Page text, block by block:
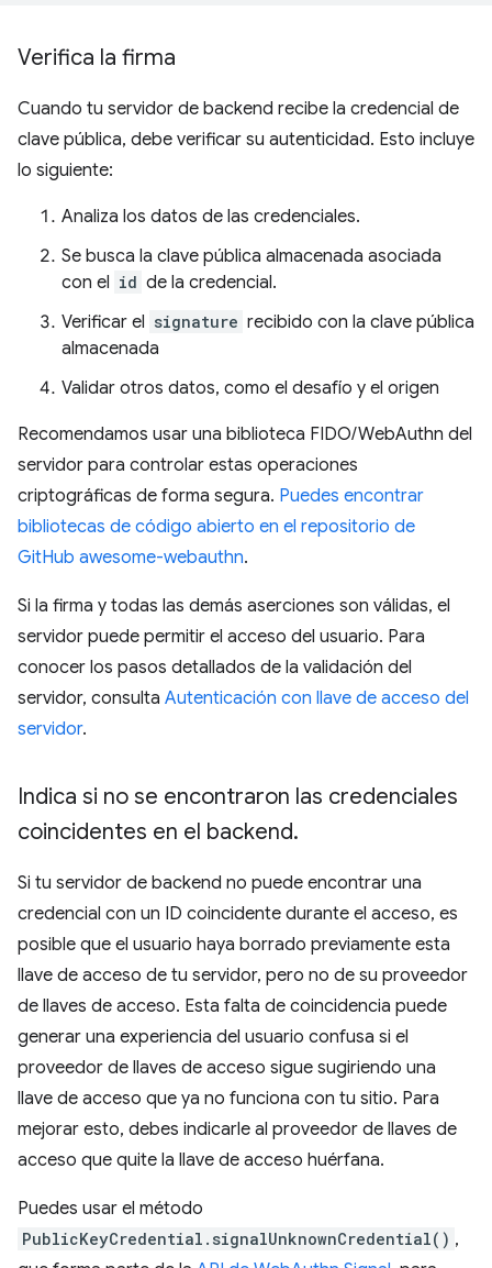
Verifica la firma
Cuando tu servidor de backend recibe la credencial de
clave pública, debe verificar su autenticidad. Esto incluye
lo siguiente:
Analiza los datos de las credenciales.
Se busca la clave pública almacenada asociada
con el id de la credencial.
Verificar el signature recibido con la clave pública
almacenada
Validar otros datos, como el desafío y el origen
Recomendamos usar una biblioteca FIDO/WebAuthn del
servidor para controlar estas operaciones
criptográficas de forma segura. Puedes encontrar
bibliotecas de código abierto en el repositorio de
GitHub awesome-webauthn.
Si la firma y todas las demás aserciones son válidas, el
servidor puede permitir el acceso del usuario. Para
conocer los pasos detallados de la validación del
servidor, consulta Autenticación con llave de acceso del
servidor.
Indica si no se encontraron las credenciales
coincidentes en el backend.
Si tu servidor de backend no puede encontrar una
credencial con un ID coincidente durante el acceso, es
posible que el usuario haya borrado previamente esta
llave de acceso de tu servidor, pero no de su proveedor
de llaves de acceso. Esta falta de coincidencia puede
generar una experiencia del usuario confusa si el
proveedor de llaves de acceso sigue sugiriendo una
llave de acceso que ya no funciona con tu sitio. Para
mejorar esto, debes indicarle al proveedor de llaves de
acceso que quite la llave de acceso huérfana.
Puedes usar el método
PublicKeyCredential.signalUnknownCredential() ,